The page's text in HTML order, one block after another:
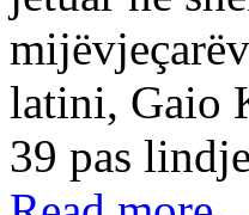
latini, Gaio
39 pas